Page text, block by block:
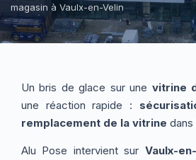
Vitrine Magasin
Expertise Bris De Glace
Thermographie
Capacité De Levage
Nos Formules
RÉFÉRENCES
ACTUALITÉS
CONTACT
magasin à Vaulx-en-Velin
Un bris de glace sur une vitrine
une réaction rapide :
remplacement de la vitrine dans
Alu Pose intervient sur Vaulx-